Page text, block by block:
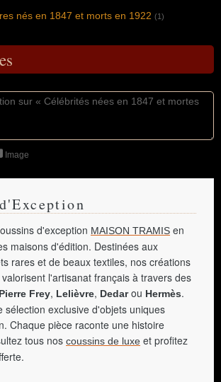
nés en 1847 et morts en 1922 (1)
Image
d'exception MAISON TRAMIS en
maisons d'édition. Destinées aux
rares et de beaux textiles, nos créations
l'artisanat français à travers des
Pierre Frey, Lelièvre, Dedarou Hermès.
sélection exclusive d'objets uniques
Chaque pièce raconte une histoire
tous nos coussins de luxe et profitez